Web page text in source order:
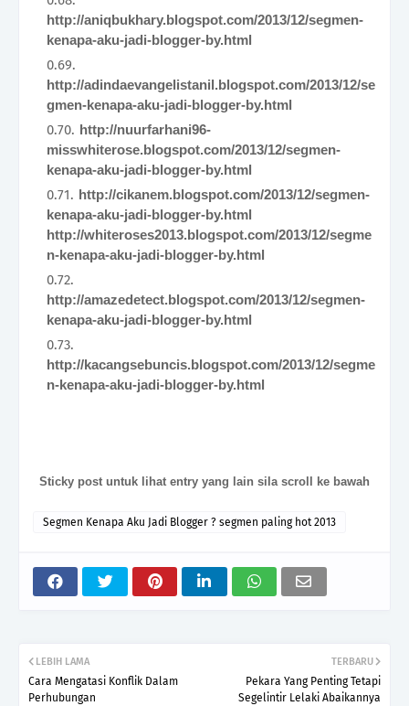
http://aniqbukhary.blogspot.com/2013/12/segmen-
kenapa-aku-jadi-blogger-by.html
http://adindaevangelistanil.blogspot.com/2013/12/se
gmen-kenapa-aku-jadi-blogger-by.html
http://nuurfarhani96-
misswhiterose.blogspot.com/2013/12/segmen-
kenapa-aku-jadi-blogger-by.html
http://cikanem.blogspot.com/2013/12/segmen-
kenapa-aku-jadi-blogger-by.html
http://whiteroses2013.blogspot.com/2013/12/segme
n-kenapa-aku-jadi-blogger-by.html
http://amazedetect.blogspot.com/2013/12/segmen-
kenapa-aku-jadi-blogger-by.html
http://kacangsebuncis.blogspot.com/2013/12/segme
n-kenapa-aku-jadi-blogger-by.html
Sticky post untuk lihat entry yang lain sila scroll ke bawah
Segmen Kenapa Aku Jadi Blogger ? segmen paling hot 2013
TERBARU
Pekara Yang Penting Tetapi
Segelintir Lelaki Abaikannya
LEBIH LAMA
Cara Mengatasi Konflik Dalam
Perhubungan